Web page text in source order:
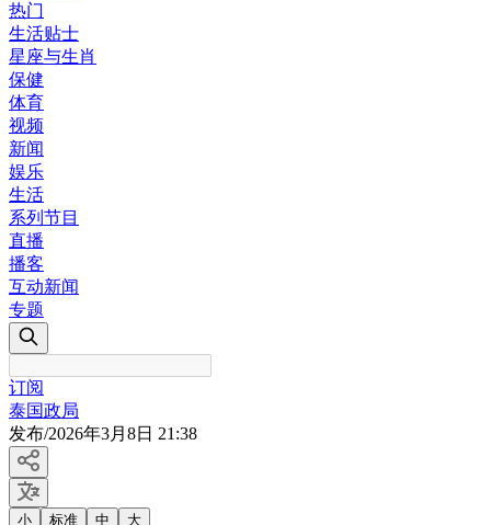
热门
生活贴士
星座与生肖
保健
体育
视频
新闻
娱乐
生活
系列节目
直播
播客
互动新闻
专题
订阅
泰国政局
发布/2026年3月8日 21:38
小 标准 中 大